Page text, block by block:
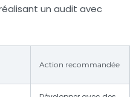
un audit avec
Action recommandée